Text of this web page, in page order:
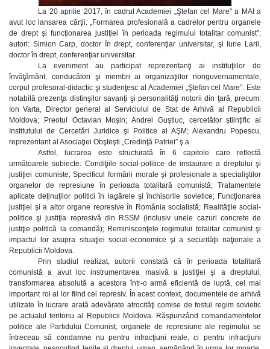
La 20 aprilie 2017, în cadrul Academiei „Ştefan cel Mare” a MAI a
avut loc lansarea cărţii: „Formarea profesională a cadrelor pentru organele
de drept şi funcţionarea justiţiei în perioada regimului totalitar comunist”;
autori: Simion Carp, doctor în drept, conferenţiar universitar, şi Iurie Larii,
doctor în drept, conferenţiar universitar.
La eveniment au participat reprezentanţi ai instituţiilor de
învăţământ, conducători şi membri ai organizaţiilor nonguvernamentale,
corpul profesoral-didactic şi studenţesc al Academiei „Ştefan cel Mare”. Este
notabilă prezenţa distinşilor savanţi şi personalităţi notorii din ţară, precum:
Ion Varta, Director general al Serviciului de Stat de Arhivă al Republicii
Moldova; Preotul Octavian Moşin; Andrei Guştiuc, cercetător ştiinţific al
Institutului de Cercetări Juridice şi Politice al AŞM; Alexandru Popescu,
reprezentant al Asociaţiei Obşteşti „Credinţă Patriei” ş.a.
Astfel, lucrarea este structurată în 6 capitole care reflectă
următoarele subiecte: Condiţiile social-politice de instaurare a dreptului şi
justiţiei comuniste; Specificul formării morale şi profesionale a specialiştilor
organelor de represiune în perioada totalitară comunistă; Tratamentele
aplicate deţinuţilor politici în lagărele şi închisorile sovietice; Funcţionarea
justiţiei şi a altor organe represive în România socialistă; Realităţile social-
politice şi justiţia represivă din RSSM (inclusiv unele cazuri concrete de
justiţie politică la comandă); Reminiscenţele regimului totalitar comunist şi
impactul lor asupra situaţiei social-economice şi a securităţii naţionale a
Republicii Moldova.
Prin studiul realizat, autorii constată că în perioada totalitară
comunistă a avut loc instrumentarea masivă a justiţiei şi a dreptului,
transformarea absolută a acestora într-o armă eficientă de luptă, cel mai
important rol al lor fiind cel represiv. În acest context, documentele de arhivă
utilizate în lucrare arată adevărate atrocităţi comise de fostul regim sovietic
pe actualul teritoriu al Republicii Moldova. Răspunzând comandamentelor
politice ale Partidului Comunist, organele de represiune ale regimului se
întreceau să condamne nu pentru infracţiuni reale, ci pentru infracţiuni